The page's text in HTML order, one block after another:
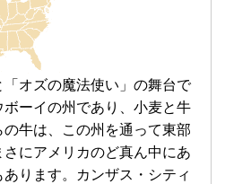
「オズの魔法使い」の舞台で
ーイの州であり、小麦と牛
牛は、この州を通って東部
にアメリカのど真ん中にあ
ります。カンザス・シティ